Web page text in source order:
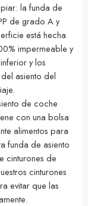
la funda de
de grado A y
está hecha
impermeable y
y los
asiento del
de coche
con una bolsa
alimentos para
funda de asiento
cinturones de
cinturones
evitar que las